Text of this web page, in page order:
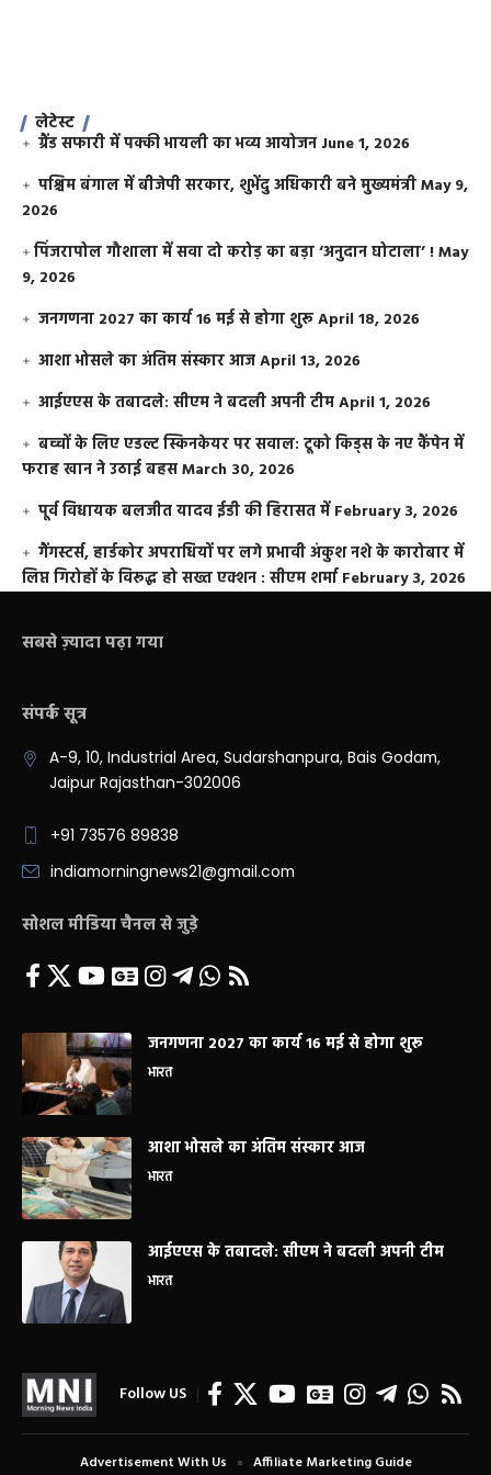
लेटेस्ट
ग्रैंड सफारी में पक्की भायली का भव्य आयोजन June 1, 2026
पश्चिम बंगाल में बीजेपी सरकार, शुभेंदु अधिकारी बने मुख्यमंत्रीMay 9,
2026
​पिंजरापोल गौशाला में सवा दो करोड़ का बड़ा ‘अनुदान घोटाला’ !May
9, 2026
जनगणना 2027 का कार्य 16 मई से होगा शुरूApril 18, 2026
आशा भोसले का अंतिम संस्कार आजApril 13, 2026
आईएएस के तबादले: सीएम ने बदली अपनी टीमApril 1, 2026
बच्चों के लिए एडल्ट स्किनकेयर पर सवाल: टूको किड्स के नए कैंपेन में
फराह खान ने उठाई बहसMarch 30, 2026
पूर्व विधायक बलजीत यादव ईडी की हिरासत में February 3, 2026
गैंगस्टर्स, हार्डकोर अपराधियों पर लगे प्रभावी अंकुश नशे के कारोबार में
लिप्त गिरोहों के विरूद्ध हो सख्त एक्शन : सीएम शर्मा February 3, 2026
सबसे ज़्यादा पढ़ा गया
संपर्क सूत्र
A-9, 10, Industrial Area, Sudarshanpura, Bais Godam,
Jaipur Rajasthan-302006
+91 73576 89838
indiamorningnews21@gmail.com
सोशल मीडिया चैनल से जुड़े
जनगणना 2027 का कार्य 16 मई से होगा शुरू
भारत
आशा भोसले का अंतिम संस्कार आज
भारत
आईएएस के तबादले: सीएम ने बदली अपनी टीम
भारत
Follow US
Advertisement With Us Affiliate Marketing Guide